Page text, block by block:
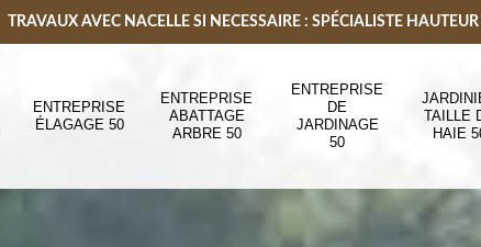
TRAVAUX AVEC NACELLE SI NECESSAIRE : SPÉCIALISTE HAUTEUR
ENTREPRISE
ÉLAGAGE 50
ENTREPRISE
ABATTAGE
ARBRE 50
ENTREPRISE
DE
JARDINAGE
50
TAILLE
HAIE